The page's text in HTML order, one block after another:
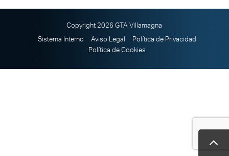
Copyright 2026 GTA Villamagna
Sistema Interno Aviso Legal
Política de Privacidad
Política de Cookies